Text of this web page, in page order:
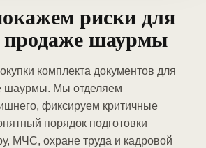
риски для
продаже шаурмы
комплекта документов для
шаурмы. Мы отделяем
фиксируем критичные
порядок подготовки
МЧС, охране труда и кадровой